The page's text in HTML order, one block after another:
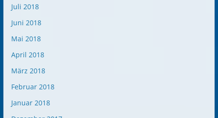
Juli 2018
Juni 2018
Mai 2018
April 2018
März 2018
Februar 2018
Januar 2018